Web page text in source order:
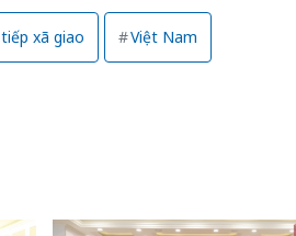
tiếp xã giao Việt Nam